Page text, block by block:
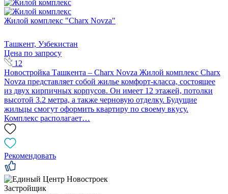
Жилой комплекс "Charx Novza"
Ташкент, Узбекистан
Цена по запросу
12
Новостройка Ташкента – Charx Novza Жилой комплекс Сharx
Novza представляет собой жилье комфорт-класса, состоящее
из двух кирпичных корпусов. Он имеет 12 этажей, потолки
высотой 3.2 метра, а также черновую отделку. Будущие
жильцы смогут оформить квартиру по своему вкусу.
Комплекс располагает…
Рекомендовать
Застройщик